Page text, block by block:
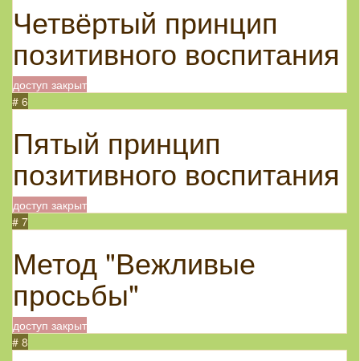
Четвёртый принцип
позитивного воспитания
доступ закрыт
# 6
Пятый принцип
позитивного воспитания
доступ закрыт
# 7
Метод "Вежливые
просьбы"
доступ закрыт
# 8